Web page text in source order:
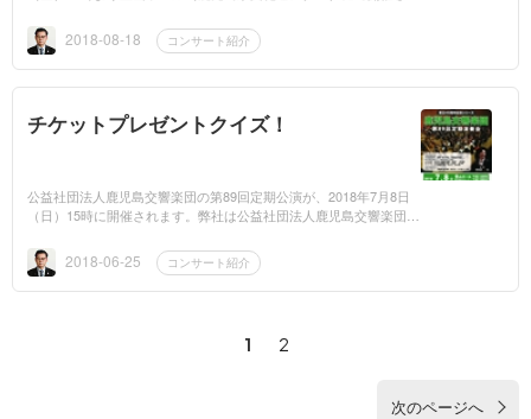
無料招待券が2枚...
2018-08-18 コンサート紹介
チケットプレゼントクイズ！
公益社団法人鹿児島交響楽団の第89回定期公演が、2018年7月8日
（日）15時に開催されます。弊社は公益社団法人鹿児島交響楽団の
そこ... 2018-06-25 コンサート紹介
1 2
次のページへ